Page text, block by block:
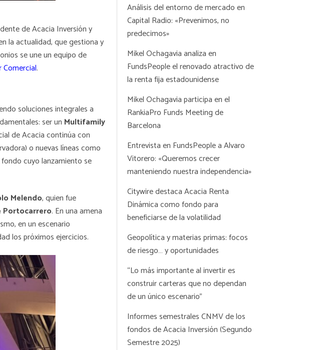
de Acacia Inversión y
la actualidad, que gestiona y
se une un equipo de
.
soluciones integrales a
ser un Multifamily
de Acacia continúa con
o nuevas líneas como
cuyo lanzamiento se
Melendo, quien fue
Portocarrero. En una amena
en un escenario
los próximos ejercicios.
Análisis del entorno de mercado en
Capital Radio: «Prevenimos, no
predecimos»
Mikel Ochagavia analiza en
FundsPeople el renovado atractivo de
la renta fija estadounidense
Mikel Ochagavia participa en el
RankiaPro Funds Meeting de
Barcelona
Entrevista en FundsPeople a Alvaro
Vitorero: «Queremos crecer
manteniendo nuestra independencia»
Citywire destaca Acacia Renta
Dinámica como fondo para
beneficiarse de la volatilidad
Geopolítica y materias primas: focos
de riesgo… y oportunidades
“Lo más importante al invertir es
construir carteras que no dependan
de un único escenario”
Informes semestrales CNMV de los
fondos de Acacia Inversión (Segundo
Semestre 2025)